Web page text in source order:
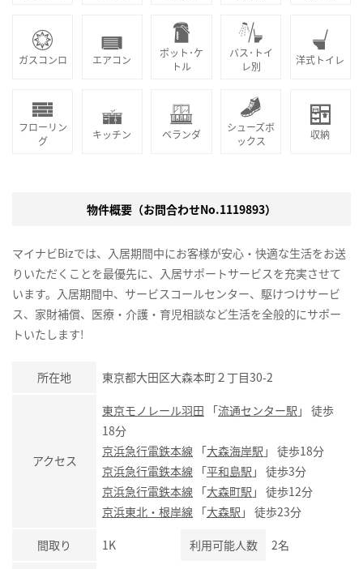
ガスコンロ エアコン
ポット･ケ
トル
バス･トイ
レ別
洋式トイレ
フローリン
グ
キッチン ベランダ
シューズボ
ックス
収納
物件概要（お問合わせNo.1119893）
マイナビBizでは、入居期間中にお客様が安心・快適な生活をお送
りいただくことを最優先に、入居サポートサービスを充実させて
います。入居期間中、サービスコールセンター、駆けつけサービ
ス、家財補償、医療・介護・育児相談など生活を全般的にサポー
トいたします!
所在地 東京都大田区大森本町２丁目30-2
アクセス
東京モノレール羽田 「流通センター駅 」 徒歩
18分
京浜急行電鉄本線 「大森海岸駅 」 徒歩18分
京浜急行電鉄本線 「平和島駅 」 徒歩3分
京浜急行電鉄本線 「大森町駅 」 徒歩12分
京浜東北・根岸線 「大森駅 」 徒歩23分
間取り 1K 利用可能人数 2名